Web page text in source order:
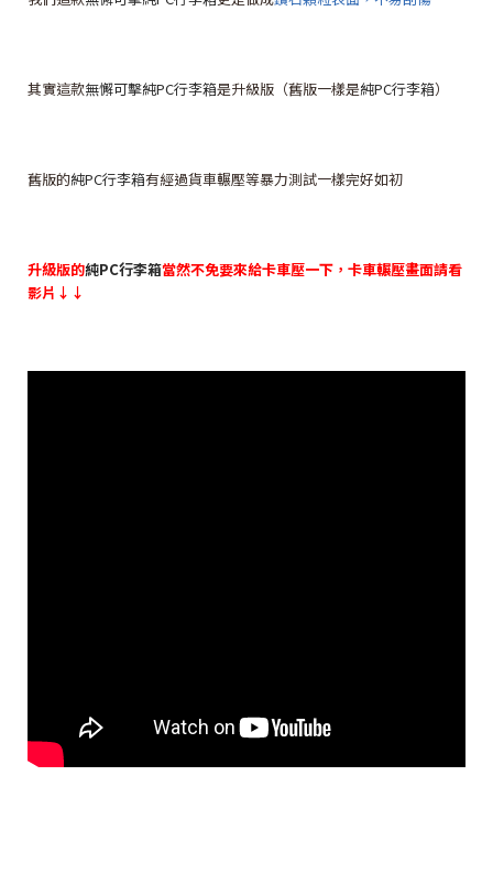
其實這款無懈可擊純PC行李箱是升級版（舊版一樣是純PC行李箱）
舊版的純PC行李箱有經過貨車輾壓等暴力測試一樣完好如初
升級版的純PC行李箱當然不免要來給卡車壓一下，卡車輾壓畫面請看
影片↓↓